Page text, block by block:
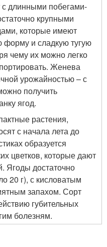
длинными побегами-
крупными
которые имеют
форму и сладкую тугую
чему их можно легко
Женева
урожайностью – с
получить
ягод.
растения,
с начала лета до
образуется
цветков, которые дают
Ягоды достаточно
20 г), с кисловатым
запахом. Сорт
губительных
болезням.